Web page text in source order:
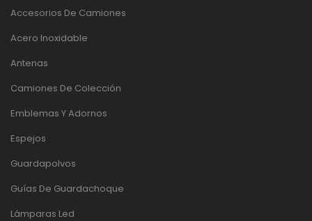
Accesorios De Camiones
Acero Inoxidable
Antenas
Camiones De Colección
Emblemas Y Adornos
Espejos
Guardapolvos
Guías De Guardachoque
Lámparas Led